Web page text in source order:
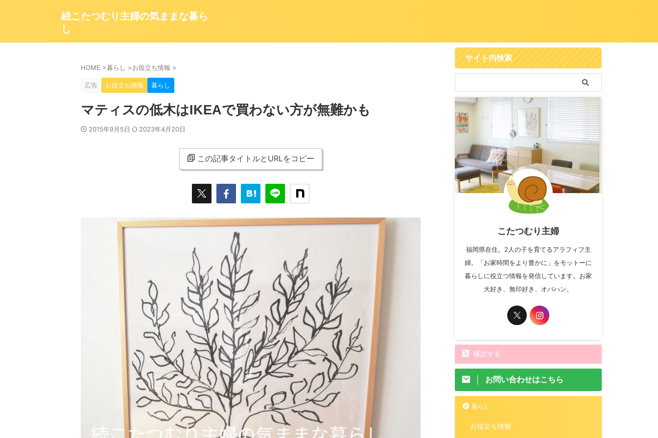
続こたつむり主婦の気ままな暮ら
し
HOME >暮らし >お役立ち情報 >
広告 お役立ち情報 暮らし
マティスの低木はIKEAで買わない方が無難かも
2015年9月5日 2023年4月20日
この記事タイトルとURLをコピー
サイト内検索
こたつむり主婦
福岡県在住。2人の子を育てるアラフィフ主
婦。「お家時間をより豊かに」をモットーに
暮らしに役立つ情報を発信しています。お家
大好き、無印好き、オバハン。
購読する
お問い合わせはこちら
暮らし
お役立ち情報